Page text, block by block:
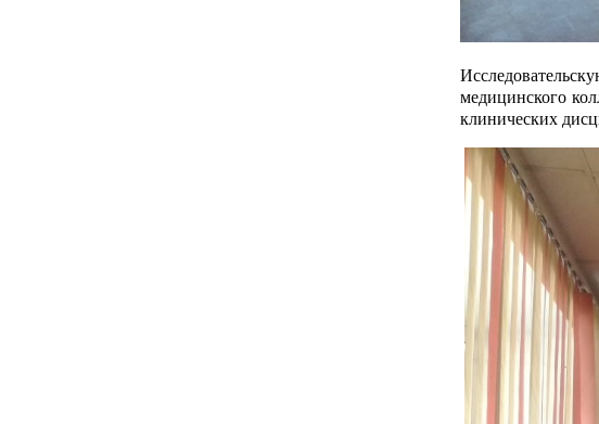
медицинского
клинических